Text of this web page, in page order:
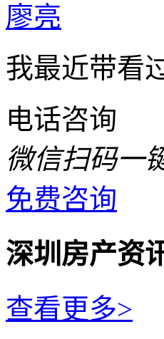
廖亮
我最近带看
电话咨询
微信扫码一
免费咨询
深圳房产资
查看更多>